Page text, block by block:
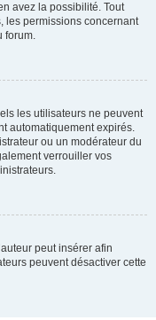
avez la possibilité. Tout
les permissions concernant
forum.
les utilisateurs ne peuvent
automatiquement expirés.
ou un modérateur du
verrouiller vos
peut insérer afin
peuvent désactiver cette